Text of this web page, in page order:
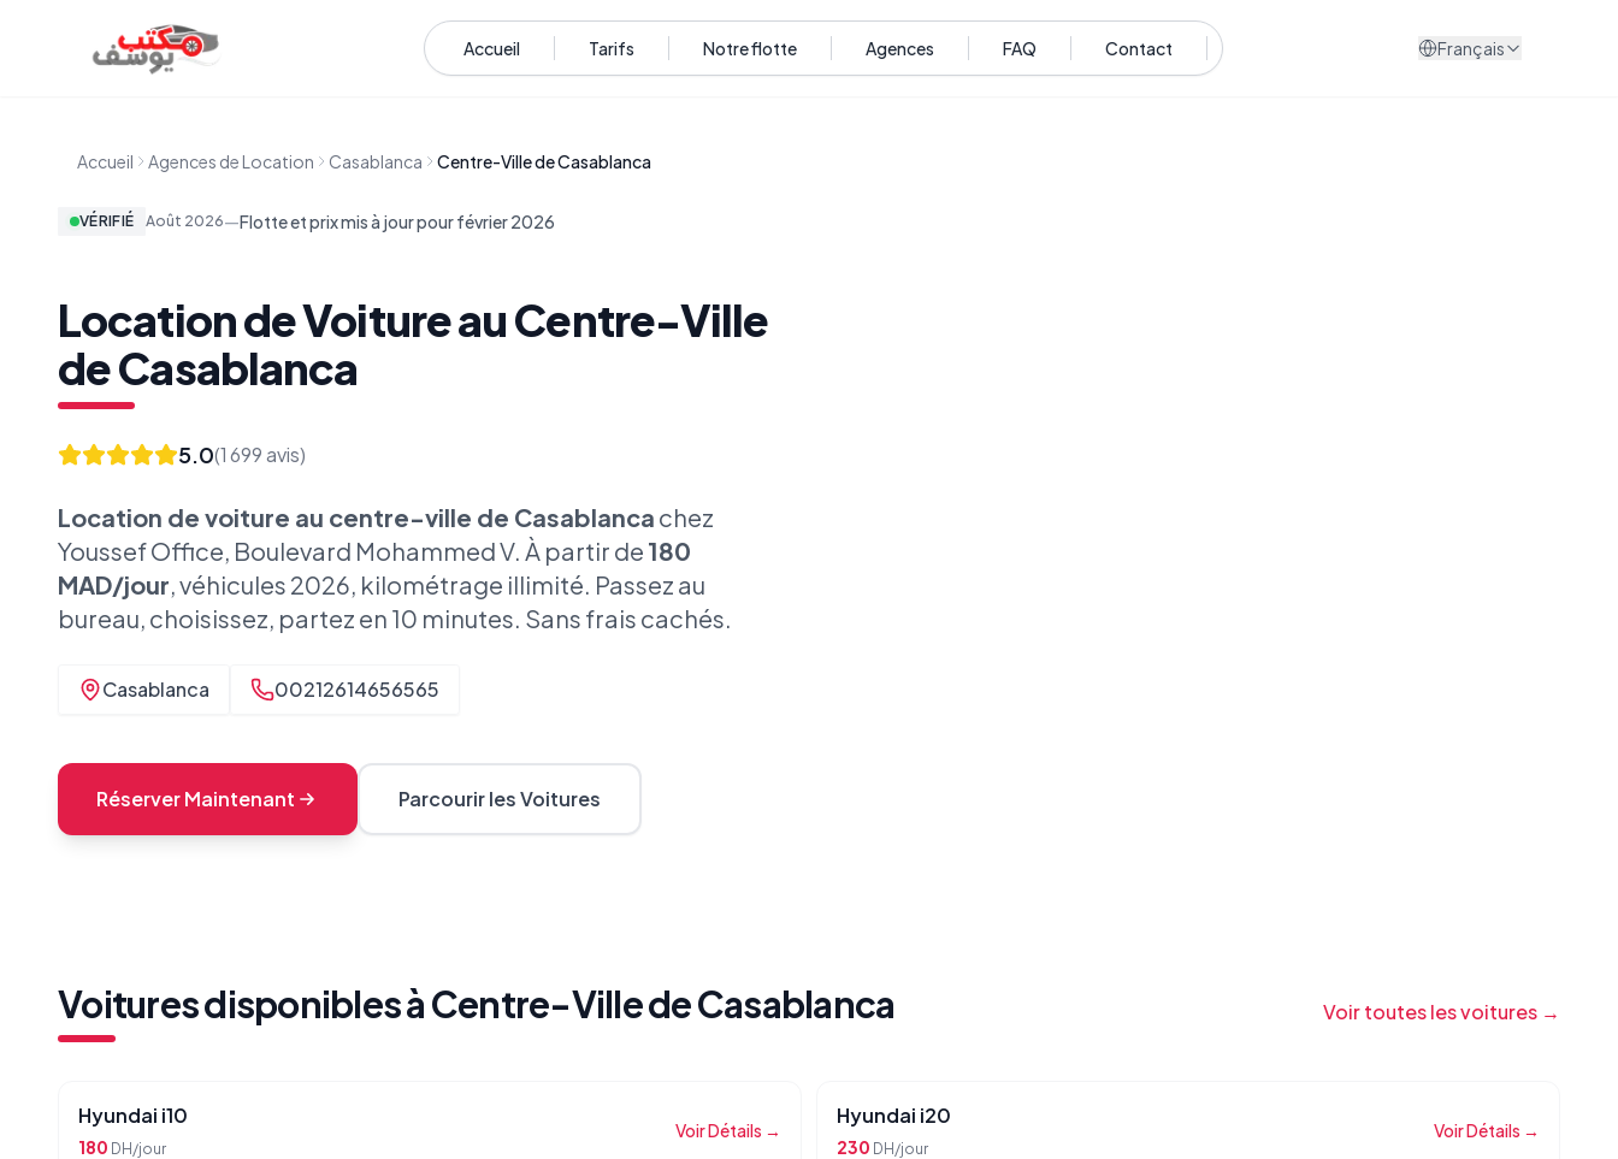
Accueil Tarifs Notre flotte Agences FAQ Contact Français
Accueil Agences de Location Casablanca Centre-Ville de Casablanca
VÉRIFIÉ Août 2026—Flotte et prix mis à jour pour février 2026
Location de Voiture au Centre-Ville
de Casablanca
5.0(1 699avis)
Location de voiture au centre-ville de Casablanca chez
Youssef Office, Boulevard Mohammed V. À partir de 180
MAD/jour, véhicules 2026, kilométrage illimité. Passez au
bureau, choisissez, partez en 10 minutes. Sans frais cachés.
Casablanca 00212614656565
Réserver Maintenant Parcourir les Voitures
Voitures disponibles àCentre-Ville de Casablanca Voir toutes les voitures →
Hyundai i10
180 DH/jour
Voir Détails →
Hyundai i20
230 DH/jour
Voir Détails →